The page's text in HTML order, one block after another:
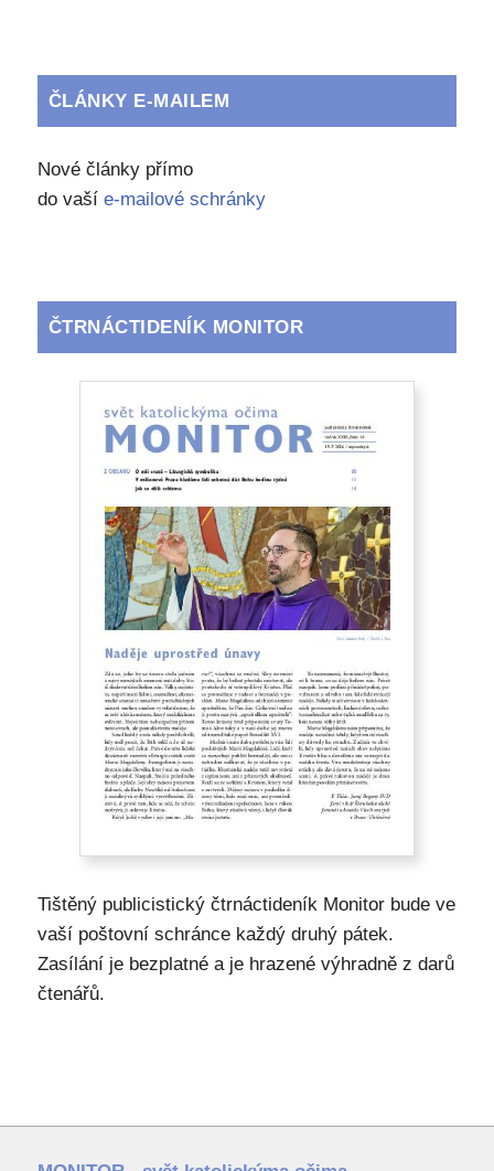
ČLÁNKY E-MAILEM
Nové články přímo
do vaší e-mailové schránky
ČTRNÁCTIDENÍK MONITOR
Tištěný publicistický čtrnáctideník Monitor bude ve
vaší poštovní schránce každý druhý pátek.
Zasílání je bezplatné a je hrazené výhradně z darů
čtenářů.